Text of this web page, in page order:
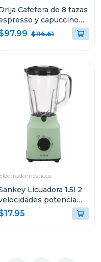
Cafetera de 8 tazas
y capuccino
digital con
sistema espumador
$116.61
Licuadora 1.5l 2
potencia